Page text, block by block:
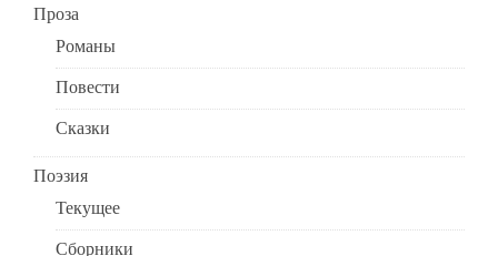
Проза
Романы
Повести
Сказки
Поэзия
Текущее
Сборники